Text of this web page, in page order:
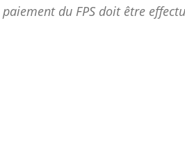
paiementdu FPS doit être